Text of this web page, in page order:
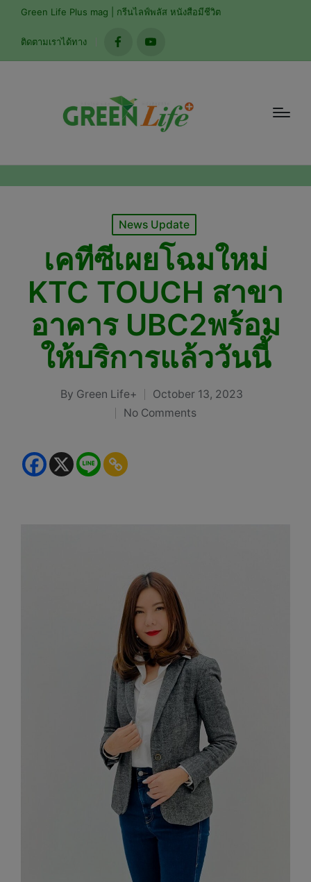
Green Life Plus mag | กรีนไลฟ์พลัส หนังสือมีชีวิต
ติดตามเราได้ทาง
facebookyoutube
Posted
in
News Update
เคทีซีเผยโฉมใหม่
KTC TOUCH สาขา
อาคาร UBC2พร้อม
ให้บริการแล้ววันนี้
Posted
By Green Life+
October 13, 2023
No Comments
modal-check